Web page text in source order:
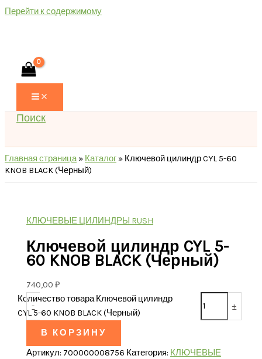
Перейти к содержимому
Поиск
Главная страница» Каталог » Ключевой цилиндр CYL 5-60
KNOB BLACK (Черный)
КЛЮЧЕВЫЕ ЦИЛИНДРЫ RUSH
Ключевой цилиндр CYL 5-
60 KNOB BLACK (Черный)
740,00₽
-
Количество товара Ключевой цилиндр
CYL 5-60 KNOB BLACK (Черный)
+
В КОРЗИНУ
Артикул: 700000008756 Категория: КЛЮЧЕВЫЕ